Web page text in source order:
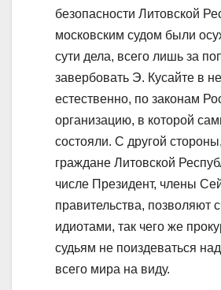
безопасности Литовской
московским судом были
сути дела, всего лишь за
завербовать Э. Кусайте в
естественно, по законам
организацию, в которой
состояли. С другой
граждане Литовской
числе Президент, члены
правительства, позволяют
идиотами, так чего же
судьям не поиздеваться
всего мира на виду.